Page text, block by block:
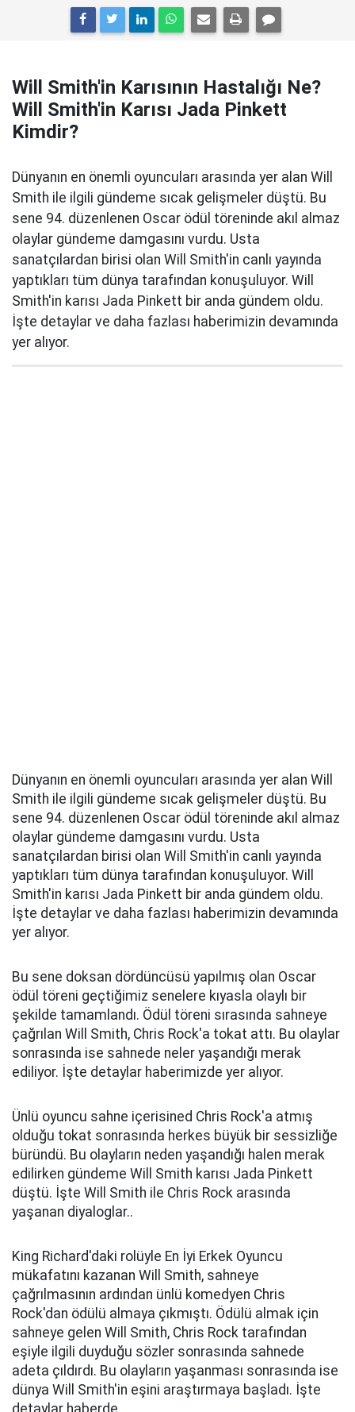
Will Smith'in Karısının Hastalığı Ne?
Will Smith'in Karısı Jada Pinkett
Kimdir?
Dünyanın en önemli oyuncuları arasında yer alan Will
Smith ile ilgili gündeme sıcak gelişmeler düştü. Bu
sene 94. düzenlenen Oscar ödül töreninde akıl almaz
olaylar gündeme damgasını vurdu. Usta
sanatçılardan birisi olan Will Smith'in canlı yayında
yaptıkları tüm dünya tarafından konuşuluyor. Will
Smith'in karısı Jada Pinkett bir anda gündem oldu.
İşte detaylar ve daha fazlası haberimizin devamında
yer alıyor.
Dünyanın en önemli oyuncuları arasında yer alan Will
Smith ile ilgili gündeme sıcak gelişmeler düştü. Bu
sene 94. düzenlenen Oscar ödül töreninde akıl almaz
olaylar gündeme damgasını vurdu. Usta
sanatçılardan birisi olan Will Smith'in canlı yayında
yaptıkları tüm dünya tarafından konuşuluyor. Will
Smith'in karısı Jada Pinkett bir anda gündem oldu.
İşte detaylar ve daha fazlası haberimizin devamında
yer alıyor.
Bu sene doksan dördüncüsü yapılmış olan Oscar
ödül töreni geçtiğimiz senelere kıyasla olaylı bir
şekilde tamamlandı. Ödül töreni sırasında sahneye
çağrılan Will Smith, Chris Rock'a tokat attı. Bu olaylar
sonrasında ise sahnede neler yaşandığı merak
ediliyor. İşte detaylar haberimizde yer alıyor.
Ünlü oyuncu sahne içerisined Chris Rock'a atmış
olduğu tokat sonrasında herkes büyük bir sessizliğe
büründü. Bu olayların neden yaşandığı halen merak
edilirken gündeme Will Smith karısı Jada Pinkett
düştü. İşte Will Smith ile Chris Rock arasında
yaşanan diyaloglar..
King Richard'daki rolüyle En İyi Erkek Oyuncu
mükafatını kazanan Will Smith, sahneye
çağrılmasının ardından ünlü komedyen Chris
Rock'dan ödülü almaya çıkmıştı. Ödülü almak için
sahneye gelen Will Smith, Chris Rock tarafından
eşiyle ilgili duyduğu sözler sonrasında sahnede
adeta çıldırdı. Bu olayların yaşanması sonrasında ise
dünya Will Smith'in eşini araştırmaya başladı. İşte
detaylar haberde..